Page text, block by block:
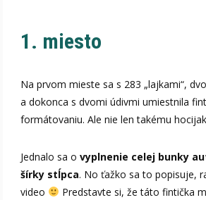
1. miesto
Na prvom mieste sa s 283 „lajkami“,
a dokonca s dvomi údivmi umiestnila
formátovaniu. Ale nie len takému
Jednalo sa ovyplnenie celej bunky
šírky stĺpca. No ťažko sa to popisuje,
video
Predstavte si, že táto fintička